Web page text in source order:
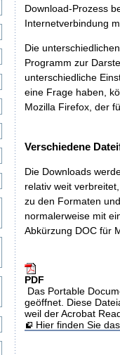
Download-Prozess
Internetverbindung
Die
Programm zur
unterschiedliche
eine Frage haben,
Mozilla Firefox, der
Verschiedene
Die Downloads
relativ weit
zu den Formaten
normalerweise mit
Abkürzung DOC für
PDF
Das Portable
geöffnet. Diese
weil der Acrobat
Hier finden Sie